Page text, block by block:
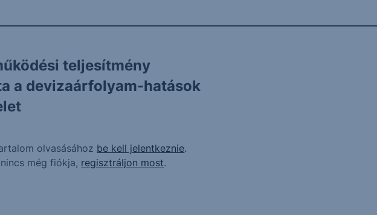
teljesítmény
a devizaárfolyam-hatások
olvasásához be kell jelentkeznie.
még fiókja, regisztráljon most.